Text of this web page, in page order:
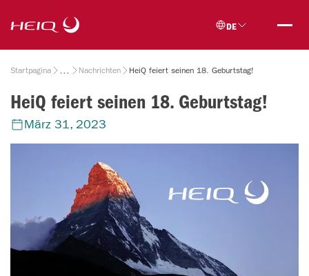
main
content
DE
Breadcrumb
Startpagina Nachrichten HeiQ feiert seinen 18. Geburtstag!
HeiQ feiert seinen 18. Geburtstag!
März 31, 2023